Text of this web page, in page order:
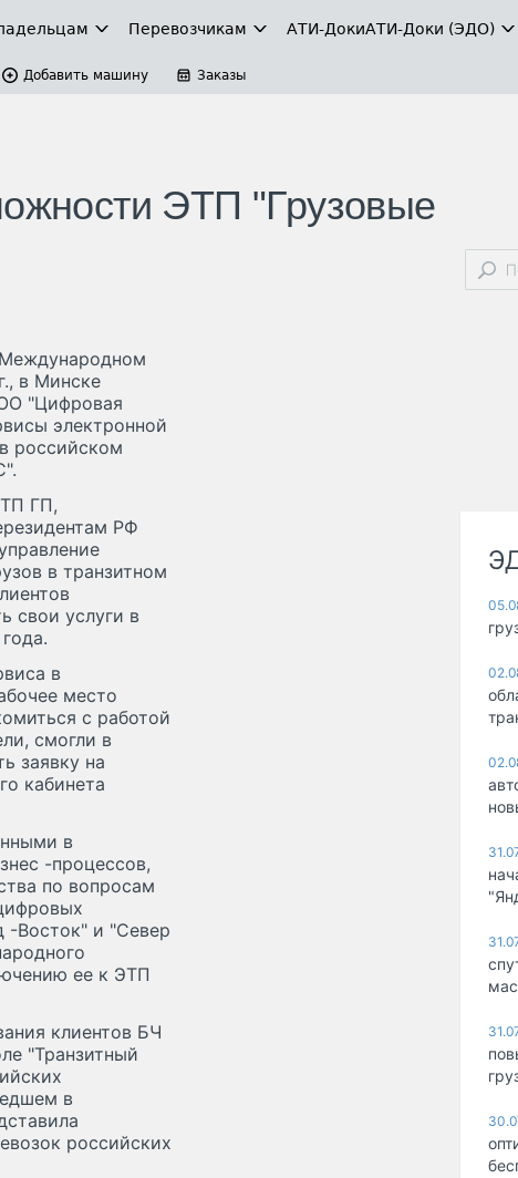
Перевозчикам АТИ-ДокиАТИ-Доки (ЭДО)
Добавить машину Заказы
ЭТП "Грузовые
в Минске
"Цифровая
электронной
российском
ГП,
РФ
в транзитном
свои услуги в
в
место
с работой
смогли в
заявку на
кабинета
в
-процессов,
по вопросам
-Восток" и "Север
ее к ЭТП
клиентов БЧ
"Транзитный
в
российских